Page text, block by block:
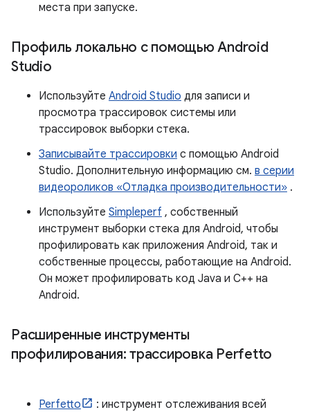
места при запуске.
Профиль локально с помощью Android
Studio
Используйте Android Studio для записи и
просмотра трассировок системы или
трассировок выборки стека.
Записывайте трассировки с помощью Android
Studio. Дополнительную информацию см. в серии
видеороликов «Отладка производительности» .
Используйте Simpleperf , собственный
инструмент выборки стека для Android, чтобы
профилировать как приложения Android, так и
собственные процессы, работающие на Android.
Он может профилировать код Java и C++ на
Android.
Расширенные инструменты
профилирования: трассировка Perfetto
Perfetto
: инструмент отслеживания всей